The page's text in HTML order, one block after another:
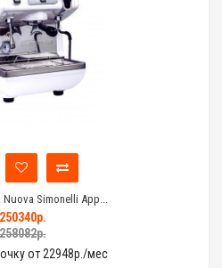
Simonelli App...
250340р.
от 22948р./мес